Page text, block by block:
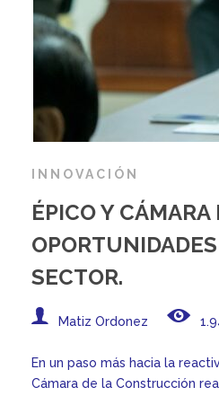
INNOVACIÓN
ÉPICO Y
SECTOR.
Matiz Ordonez
En un paso más hacia la
Cámara de la Construcción